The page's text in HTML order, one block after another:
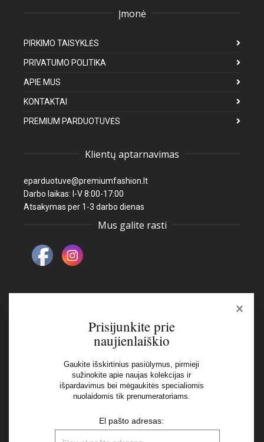
Įmonė
PIRKIMO TAISYKLĖS
PRIVATUMO POLITIKA
APIE MUS
KONTAKTAI
PREMIUM PARDUOTUVĖS
Klientų aptarnavimas
eparduotuve@premiumfashion.lt
Darbo laikas: I-V 8:00-17:00
Atsakymas per 1-3 darbo dienas
Mus galite rasti
Naujienlaiškis
Aš perskaičiau ir sutinku su Privatumo Politikos
×
Prisijunkite prie
naujienlaiškio
Gaukite išskirtinius pasiūlymus, pirmieji
sužinokite apie naujas kolekcijas ir
išpardavimus bei mėgaukitės specialiomis
nuolaidomis tik prenumeratoriams.
El pašto adresas: